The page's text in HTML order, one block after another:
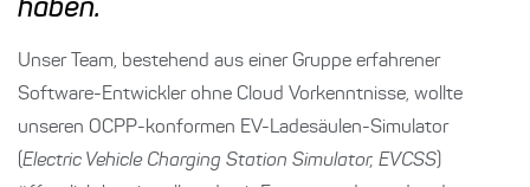
haben.
Unser Team, bestehend aus einer Gruppe erfahrener
Software-Entwickler ohne Cloud Vorkenntnisse, wollte
unseren OCPP-konformen EV-Ladesäulen-Simulator
(Electric Vehicle Charging Station Simulator, EVCSS